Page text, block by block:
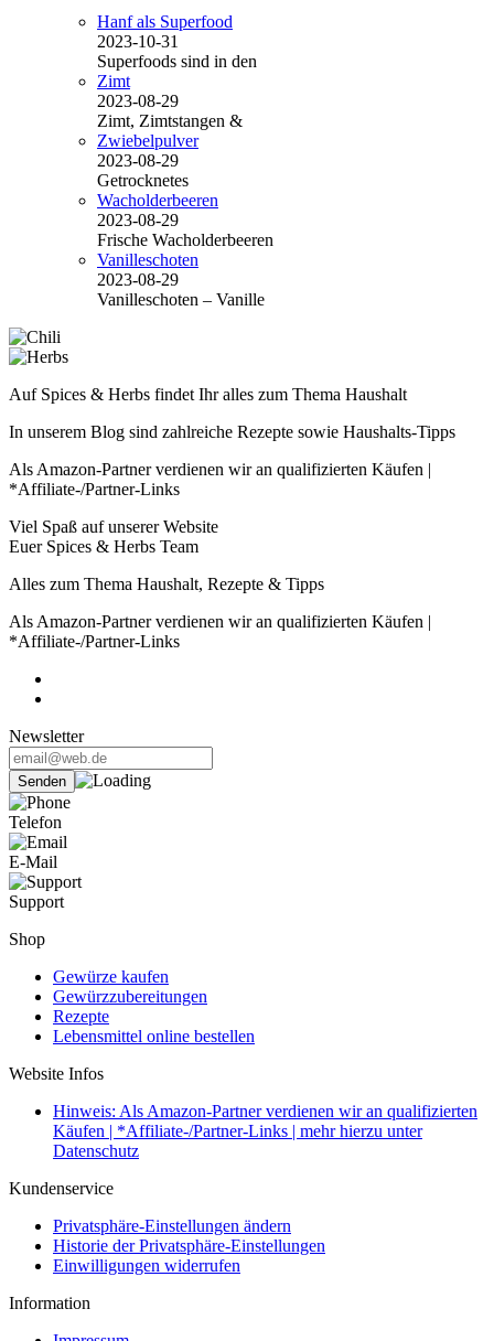
Hanf als Superfood
2023-10-31
Superfoods sind in den
Zimt
2023-08-29
Zimt, Zimtstangen &
Zwiebelpulver
2023-08-29
Getrocknetes
Wacholderbeeren
2023-08-29
Frische Wacholderbeeren
Vanilleschoten
2023-08-29
Vanilleschoten – Vanille
Auf Spices & Herbs findet Ihr alles zum Thema Haushalt
In unserem Blog sind zahlreiche Rezepte sowie Haushalts-Tipps
Als Amazon-Partner verdienen wir an qualifizierten Käufen |
*Affiliate-/Partner-Links
Viel Spaß auf unserer Website
Euer Spices & Herbs Team
Alles zum Thema Haushalt, Rezepte & Tipps
Als Amazon-Partner verdienen wir an qualifizierten Käufen |
*Affiliate-/Partner-Links
Newsletter
Telefon
E-Mail
Support
Shop
Gewürze kaufen
Gewürzzubereitungen
Rezepte
Lebensmittel online bestellen
Website Infos
Hinweis: Als Amazon-Partner verdienen wir an qualifizierten
Käufen | *Affiliate-/Partner-Links | mehr hierzu unter
Datenschutz
Kundenservice
Privatsphäre-Einstellungen ändern
Historie der Privatsphäre-Einstellungen
Einwilligungen widerrufen
Information